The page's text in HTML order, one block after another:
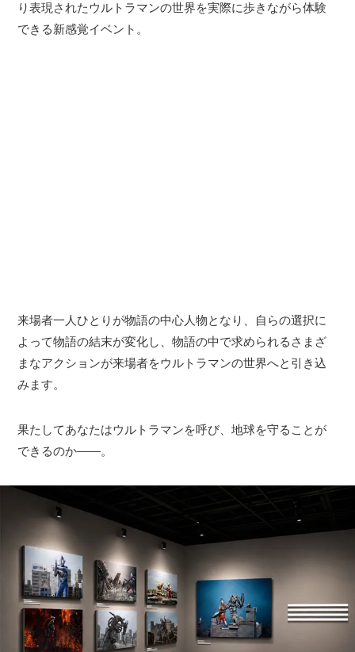
り表現されたウルトラマンの世界を実際に歩きながら体験
できる新感覚イベント。
来場者一人ひとりが物語の中心人物となり、自らの選択に
よって物語の結末が変化し、物語の中で求められるさまざ
まなアクションが来場者をウルトラマンの世界へと引き込
みます。
果たしてあなたはウルトラマンを呼び、地球を守ることが
できるのか――。